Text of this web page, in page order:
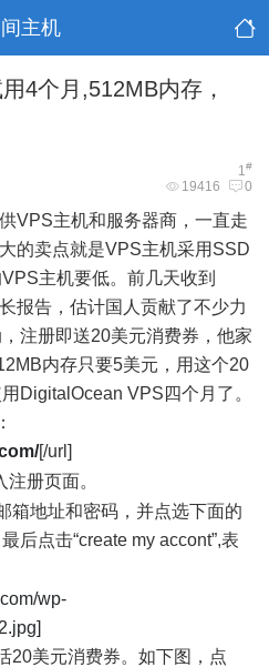
主机
4个月,512MB内存，
1#
19416 0
VPS主机和服务器商，一直走
的卖点就是VPS主机采用SSD
主机要低。前几天收到
报告，估计国人贡献了不少力
注册即送20美元消费券，他家
内存只要5美元，用这个20
DigitalOcean VPS四个月了。
[/url]
注册页面。
箱地址和密码，并点选下面的
后点击“create my accont”,表
wp-
20美元消费券。如下图，点